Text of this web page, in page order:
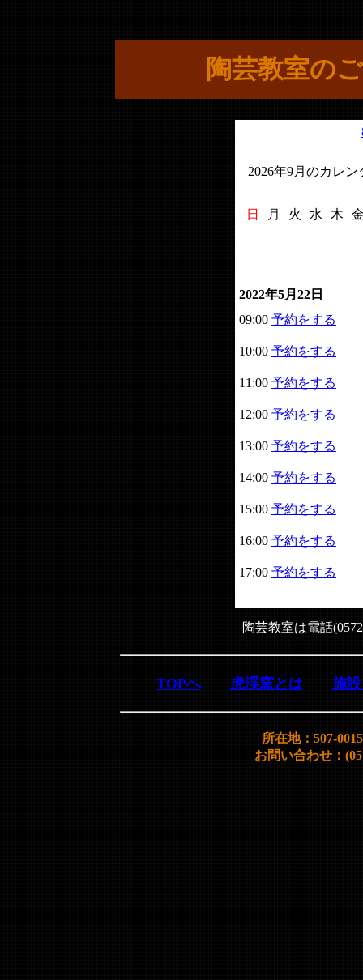
陶芸教室の
2026年9月のカレン
日 月 火 水 木
2022年5月22日
09:00 予約をする
10:00 予約をする
11:00 予約をする
12:00 予約をする
13:00 予約をする
14:00 予約をする
15:00 予約をする
16:00 予約をする
17:00 予約をする
陶芸教室は電話
TOPへ 虎渓窯とは 施
所在地：507-
お問い合わせ：